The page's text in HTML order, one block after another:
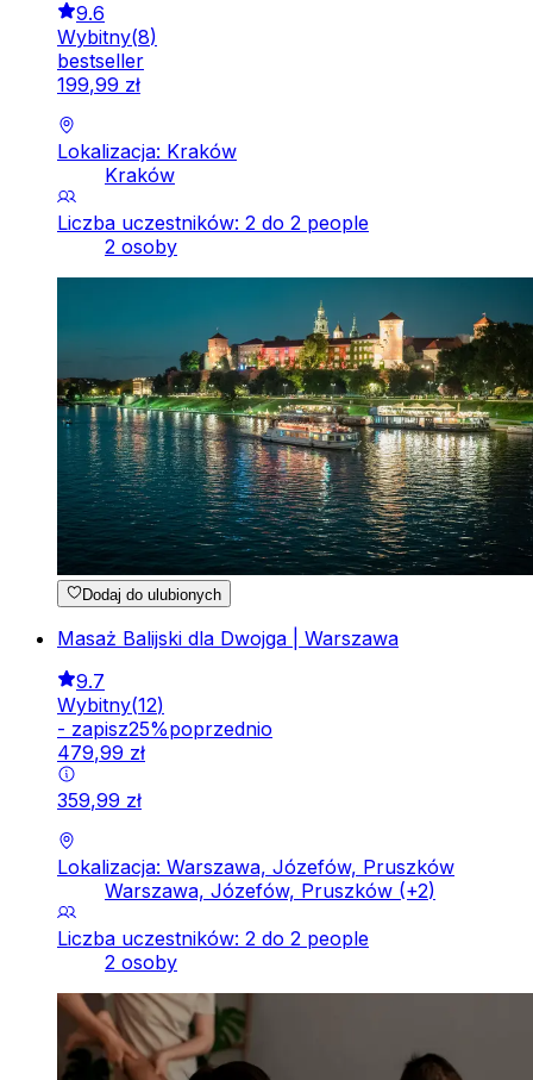
9.6
Wybitny(8)
bestseller
199,99 zł
Lokalizacja: Kraków
Kraków
Liczba uczestników: 2 do 2 people
2 osoby
Dodaj do ulubionych
Masaż Balijski dla Dwojga | Warszawa
9.7
Wybitny(12)
- zapisz25%poprzednio
479,99 zł
359,99 zł
Lokalizacja: Warszawa, Józefów, Pruszków
Warszawa, Józefów, Pruszków (+2)
Liczba uczestników: 2 do 2 people
2 osoby